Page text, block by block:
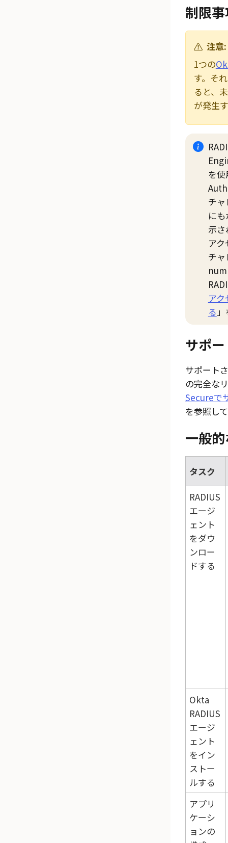
制限
注意:
1つの
す。そ
ると、
が発生
を
チ
に
示
ア
チ
ア
る
サポ
サポート
の完全な
Secureで
を参照し
一般
タスク
RADIUS
エージ
ェント
をダウ
ンロー
ドする
Okta
RADIUS
エージ
ェント
をイン
ストー
ルする
アプリ
ケーシ
ョンの